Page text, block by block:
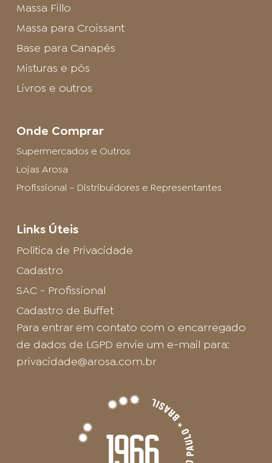
Massa Fillo
Massa para Croissant
Base para Canapés
Misturas e pós
Livros e outros
Onde Comprar
Supermercados e Outros
Lojas Arosa
Profissional – Distribuidores e Representantes
Links Úteis
Política de Privacidade
Cadastro
SAC - Profissional
Cadastro de Buffet
Para entrar em contato com o encarregado
de dados de LGPD envie um e-mail para:
privacidade@arosa.com.br